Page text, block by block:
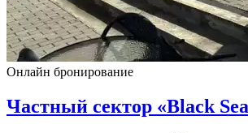
Онлайн бронирование
Частный сектор «Black